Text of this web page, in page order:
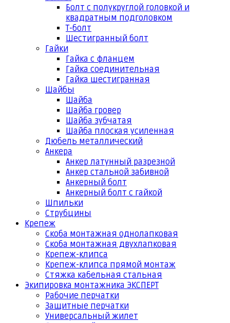
Болт с полукруглой головкой и
квадратным подголовком
Т-болт
Шестигранный болт
Гайки
Гайка с фланцем
Гайка соединительная
Гайка шестигранная
Шайбы
Шайба
Шайба гровер
Шайба зубчатая
Шайба плоская усиленная
Дюбель металлический
Анкера
Анкер латунный разрезной
Анкер стальной забивной
Анкерный болт
Анкерный болт с гайкой
Шпильки
Струбцины
Крепеж
Скоба монтажная однолапковая
Скоба монтажная двухлапковая
Крепеж-клипса
Крепеж-клипса прямой монтаж
Стяжка кабельная стальная
Экипировка монтажника ЭКСПЕРТ
Рабочие перчатки
Защитные перчатки
Универсальный жилет